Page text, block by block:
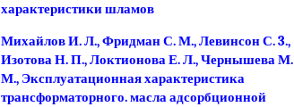
характеристики шламов
Михайлов И. Л., Фридман С. М., Левинсон С. 3.,
Изотова Н. П., Локтионова Е. Л., Чернышева М.
М., Эксплуатационная характеристика
трансформаторного. масла адсорбционной